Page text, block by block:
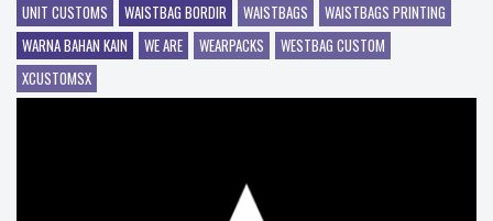
UNIT CUSTOMS
WAISTBAG BORDIR WAISTBAGS
WAISTBAGS PRINTING
WARNA BAHAN KAIN
WE ARE WEARPACKS
WESTBAG CUSTOM
XCUSTOMSX